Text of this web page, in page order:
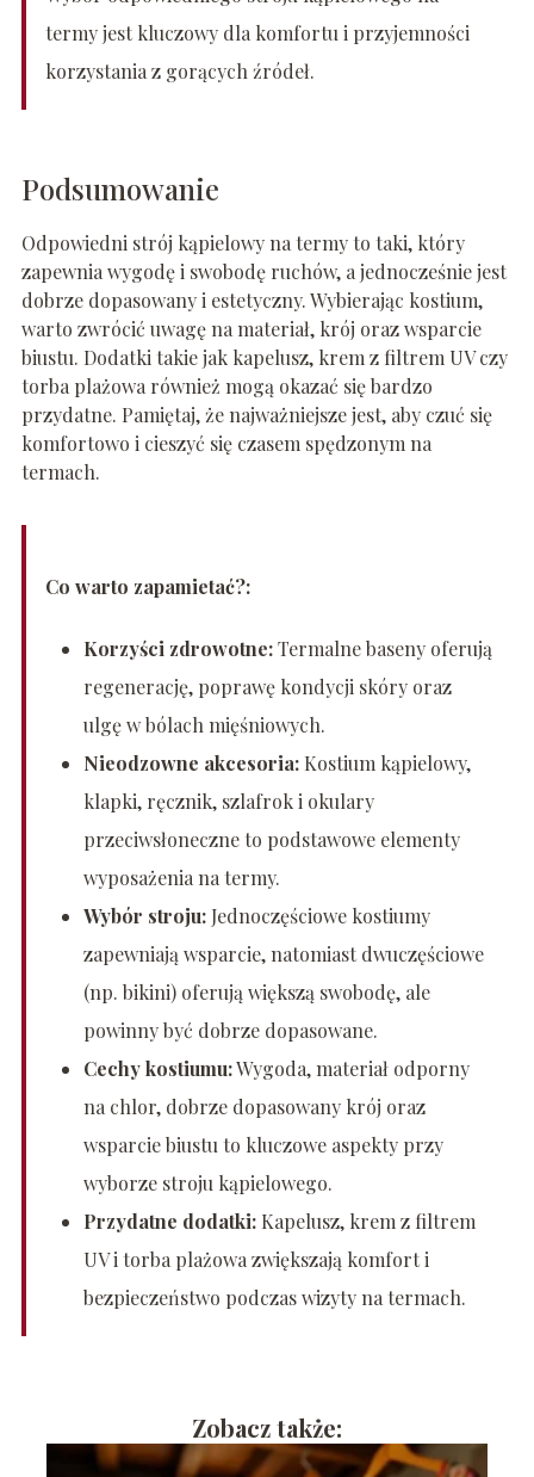
termy jest kluczowy dla komfortu i przyjemności
korzystania z gorących źródeł.
Podsumowanie
Odpowiedni strój kąpielowy na termy to taki, który
zapewnia wygodę i swobodę ruchów, a jednocześnie jest
dobrze dopasowany i estetyczny. Wybierając kostium,
warto zwrócić uwagę na materiał, krój oraz wsparcie
biustu. Dodatki takie jak kapelusz, krem z filtrem UV czy
torba plażowa również mogą okazać się bardzo
przydatne. Pamiętaj, że najważniejsze jest, aby czuć się
komfortowo i cieszyć się czasem spędzonym na
termach.
Co warto zapamietać?:
Korzyści zdrowotne:Termalne baseny oferują
regenerację, poprawę kondycji skóry oraz
ulgę w bólach mięśniowych.
Nieodzowne akcesoria:Kostium kąpielowy,
klapki, ręcznik, szlafrok i okulary
przeciwsłoneczne to podstawowe elementy
wyposażenia na termy.
Wybór stroju:Jednoczęściowe kostiumy
zapewniają wsparcie, natomiast dwuczęściowe
(np. bikini) oferują większą swobodę, ale
powinny być dobrze dopasowane.
Cechy kostiumu:Wygoda, materiał odporny
na chlor, dobrze dopasowany krój oraz
wsparcie biustu to kluczowe aspekty przy
wyborze stroju kąpielowego.
Przydatne dodatki:Kapelusz, krem z filtrem
UV i torba plażowa zwiększają komfort i
bezpieczeństwo podczas wizyty na termach.
Zobacz także: